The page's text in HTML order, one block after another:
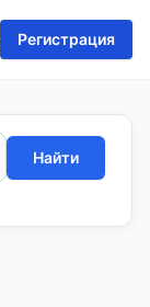
Регистрация
Найти